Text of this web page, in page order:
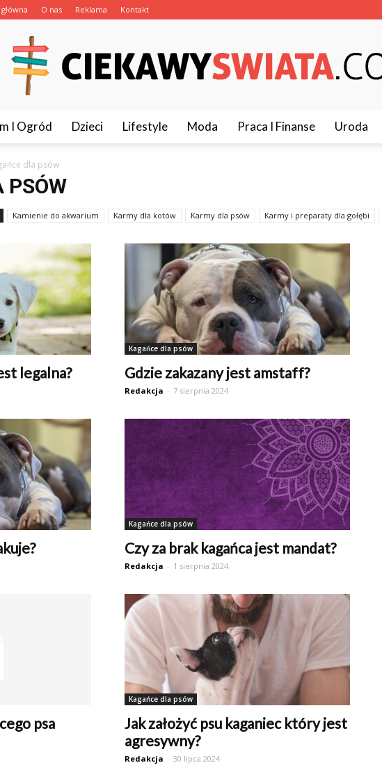
O nas Reklama Kontakt
I Ogród Dzieci Lifestyle Moda Praca I Finanse Uroda
dla psów
PSÓW
Kamienie do akwarium Karmy dla kotów Karmy dla psów Karmy i preparaty dla gołębi
legalna?
Kagańce dla psów
Gdzie zakazany jest amstaff?
Redakcja - 7 sierpnia 2024
Kagańce dla psów
Czy za brak kagańca jest mandat?
Redakcja - 1 sierpnia 2024
psa
Kagańce dla psów
Jak założyć psu kaganiec który jest
agresywny?
Redakcja - 30 lipca 2024